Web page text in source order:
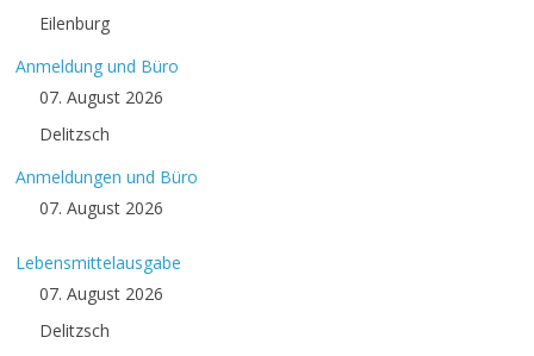
Eilenburg
Anmeldung und Büro
07. August 2026
Delitzsch
Anmeldungen und Büro
07. August 2026
Lebensmittelausgabe
07. August 2026
Delitzsch